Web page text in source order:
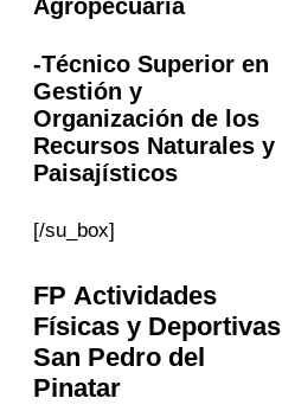
Agropecuaria
-Técnico Superior en
Gestión y
Organización de los
Recursos Naturales y
Paisajísticos
[/su_box]
FP Actividades
Físicas y Deportivas
San Pedro del
Pinatar